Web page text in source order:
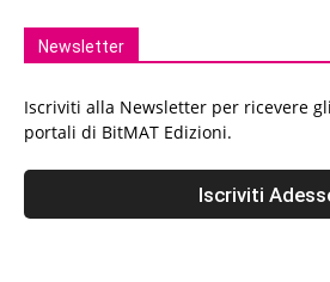
Newsletter
Iscriviti alla Newsletter per ricevere
portali di BitMAT Edizioni.